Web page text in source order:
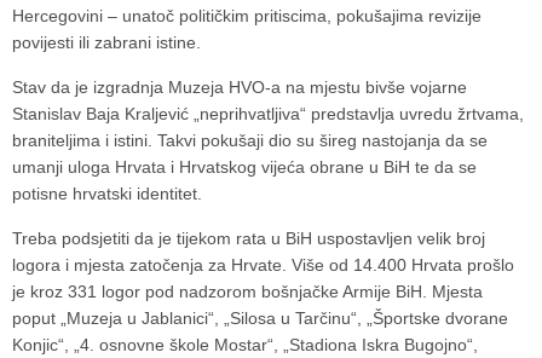
Hercegovini – unatoč političkim pritiscima, pokušajima revizije
povijesti ili zabrani istine.
Stav da je izgradnja Muzeja HVO-a na mjestu bivše vojarne
Stanislav Baja Kraljević „neprihvatljiva“ predstavlja uvredu žrtvama,
braniteljima i istini. Takvi pokušaji dio su šireg nastojanja da se
umanji uloga Hrvata i Hrvatskog vijeća obrane u BiH te da se
potisne hrvatski identitet.
Treba podsjetiti da je tijekom rata u BiH uspostavljen velik broj
logora i mjesta zatočenja za Hrvate. Više od 14.400 Hrvata prošlo
je kroz 331 logor pod nadzorom bošnjačke Armije BiH. Mjesta
poput „Muzeja u Jablanici“, „Silosa u Tarčinu“, „Športske dvorane
Konjic“, „4. osnovne škole Mostar“, „Stadiona Iskra Bugojno“,